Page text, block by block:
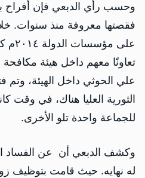
وحسب رأي الدبعي فإن أفراح
فقصتها معروفة منذ سنوات.
على
تعاونًا معهم داخل هيئة
علي الحوثي داخل الهيئة،
الثورية العليا هناك، في
للجماعة واحدة تلو الأخرى.
وكشف الدبعي أن عن الفساد
له نهايه. حيث قامت بتوظيف